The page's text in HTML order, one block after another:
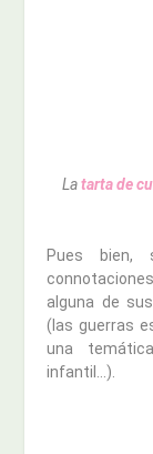
Latarta de
Pues bien,
alguna de
(las guerras
una
infantil…).